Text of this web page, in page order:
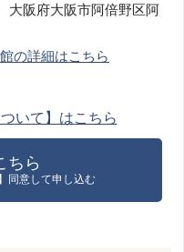
大阪府大阪市阿倍野区阿
の詳細はこちら
いて】はこちら
ちら
同意して申し込む